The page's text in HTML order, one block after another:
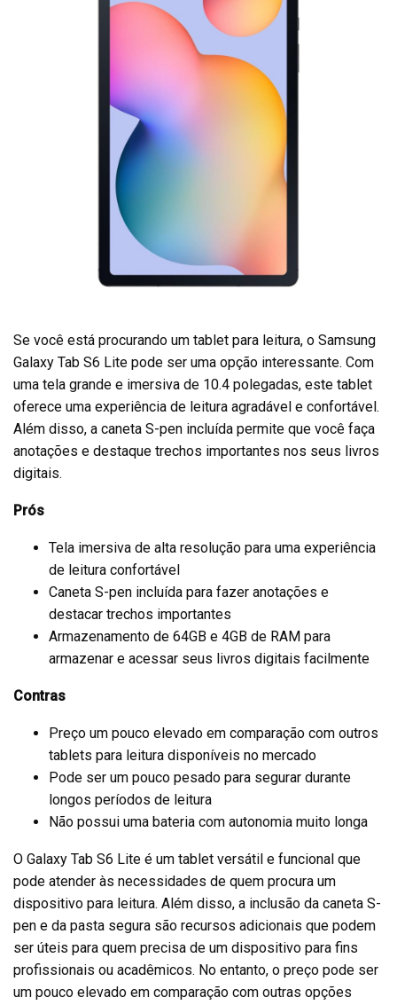
Se você está procurando um tablet para leitura, o Samsung
Galaxy Tab S6 Lite pode ser uma opção interessante. Com
uma tela grande e imersiva de 10.4 polegadas, este tablet
oferece uma experiência de leitura agradável e confortável.
Além disso, a caneta S-pen incluída permite que você faça
anotações e destaque trechos importantes nos seus livros
digitais.
Prós
Tela imersiva de alta resolução para uma experiência
de leitura confortável
Caneta S-pen incluída para fazer anotações e
destacar trechos importantes
Armazenamento de 64GB e 4GB de RAM para
armazenar e acessar seus livros digitais facilmente
Contras
Preço um pouco elevado em comparação com outros
tablets para leitura disponíveis no mercado
Pode ser um pouco pesado para segurar durante
longos períodos de leitura
Não possui uma bateria com autonomia muito longa
O Galaxy Tab S6 Lite é um tablet versátil e funcional que
pode atender às necessidades de quem procura um
dispositivo para leitura. Além disso, a inclusão da caneta S-
pen e da pasta segura são recursos adicionais que podem
ser úteis para quem precisa de um dispositivo para fins
profissionais ou acadêmicos. No entanto, o preço pode ser
um pouco elevado em comparação com outras opções